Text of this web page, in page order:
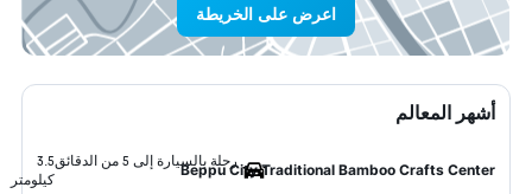
اعرض على الخريطة
أشهر المعالم
Beppu City Traditional Bamboo Crafts Center
رحلة بالسيارة إلى 5 من الدقائق
3.5
كيلومتر